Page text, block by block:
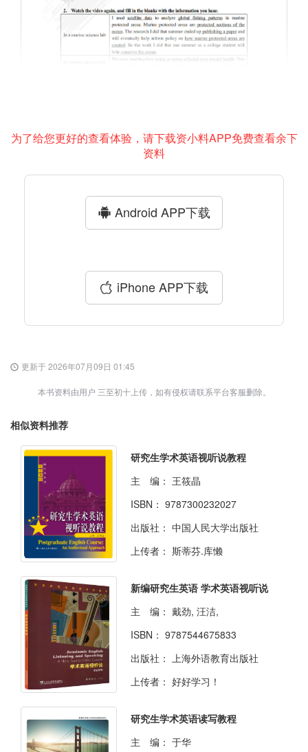
为了给您更好的查看体验，请下载资小料APP免费查看余下
资料
Android APP下载
iPhone APP下载
更新于 2026年07月09日 01:45
本书资料由用户 三至初十上传，如有侵权请联系平台客服删除。
相似资料推荐
研究生学术英语视听说教程
主 编： 王筱晶
ISBN： 9787300232027
出版社： 中国人民大学出版社
上传者： 斯蒂芬.库懒
新编研究生英语 学术英语视听说
主 编： 戴劲, 汪洁,
ISBN： 9787544675833
出版社： 上海外语教育出版社
上传者： 好好学习！
研究生学术英语读写教程
主 编： 于华